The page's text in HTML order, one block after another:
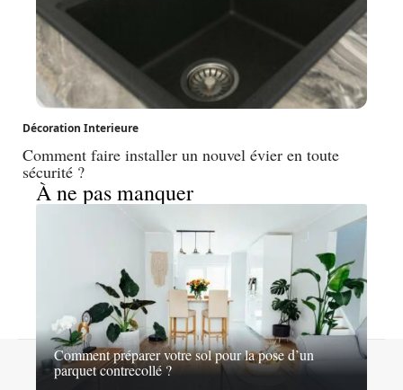
Décoration Interieure
Comment faire installer un nouvel évier en toute
sécurité ?
À ne pas manquer
Comment préparer votre sol pour la pose d’un
parquet contrecollé ?
Contact Mentions légales Sitemap